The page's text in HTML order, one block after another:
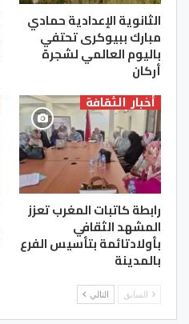
الثانوية الإعدادية حمادي
مبارك ببيوكرى تحتفي
باليوم العالمي لشجرة
أركان
أخبار الثقافة
رابطة كاتبات المغرب تعزز
المشهد الثقافي
بأولادتائمة بتأسيس الفرع
بالمدينة
السابق التالي